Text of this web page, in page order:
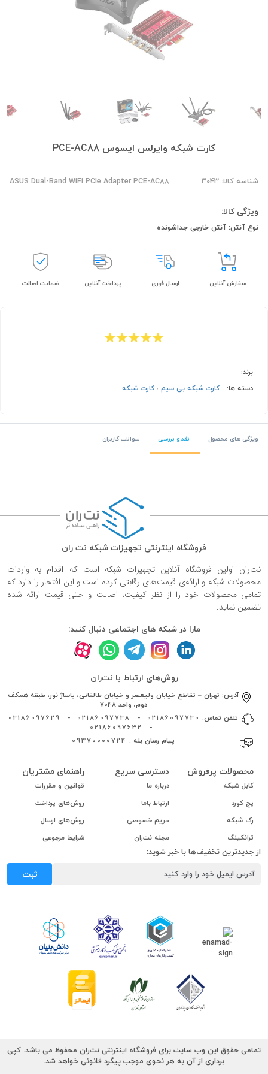
کارت شبکه وایرلس ایسوس PCE-AC88
شناسه کالا: 3043 ASUS Dual-Band WiFi PCIe Adapter PCE-AC88
ویژگی کالا:
نوع آنتن: آنتن خارجی جداشونده
سفارش آنلاین ارسال فوری پرداخت آنلاین ضمانت اصالت
برند:
دسته ها:
کارت شبکه بی سیم، کارت شبکه
ویژگی های محصول نقد و بررسی سوالات کاربران
فروشگاه اینترنتی تجهیزات شبکه نت ران
نت‌ران اولین فروشگاه آنلاین تجهیزات شبکه است که اقدام به واردات
محصولات شبکه و ارائه‌ی قیمت‌های رقابتی کرده است و این افتخار را دارد که
تمامی محصولات خود را از نظر کیفیت، اصالت و حتی قیمت ارائه شده
تضمین نماید.
مارا در شبکه های اجتماعی دنبال کنید:
روش‌های ارتباط با نت‌ران
آدرس:تهران – تقاطع خیابان ولیعصر و خیابان طالقانی، پاساژ نور، طبقه همکف
دوم، واحد 7048
تلفن تماس:02186097720
02186097728
02186097629
02186097632
پیام رسان بله : 09370000724
محصولات پرفروش
کابل شبکه
پچ کورد
رک شبکه
ترانکینگ
دسترسی سریع
درباره ما
ارتباط باما
حریم خصوصی
مجله نت‌ران
راهنمای مشتریان
قوانین و مقررات
روش‌های پرداخت
روش‌های ارسال
شرایط مرجوعی
از جدیدترین تخفیف‌ها با خبر شوید:
ثبت
تمامی حقوق این وب سایت برای فروشگاه اینترنتی نت‌ران محفوظ می باشد. کپی
برداری از آن به هر نحوی موجب پیگرد قانونی خواهد شد.